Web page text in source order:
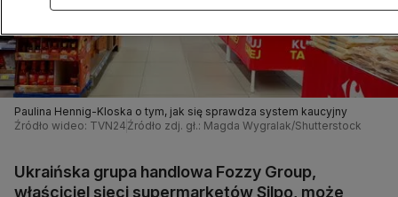
Paulina Hennig-Kloska o tym, jak się sprawdza system kaucyjny
Źródło wideo: TVN24 Źródło zdj. gł.: Magda Wygralak/Shutterstock
Ukraińska grupa handlowa Fozzy Group,
właściciel sieci supermarketów Silpo, może